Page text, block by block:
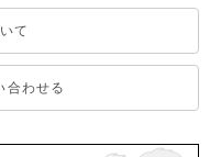
て
合わせる